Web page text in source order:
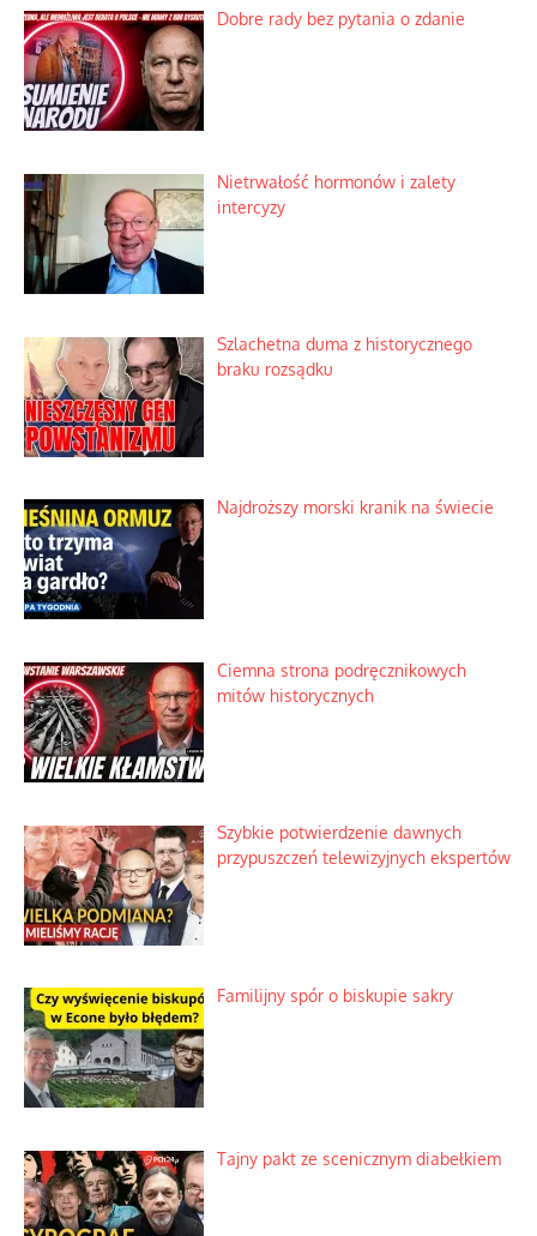
Dobre rady bez pytania o zdanie
Nietrwałość hormonów i zalety
intercyzy
Szlachetna duma z historycznego
braku rozsądku
Najdroższy morski kranik na świecie
Ciemna strona podręcznikowych
mitów historycznych
Szybkie potwierdzenie dawnych
przypuszczeń telewizyjnych ekspertów
Familijny spór o biskupie sakry
Tajny pakt ze scenicznym diabełkiem